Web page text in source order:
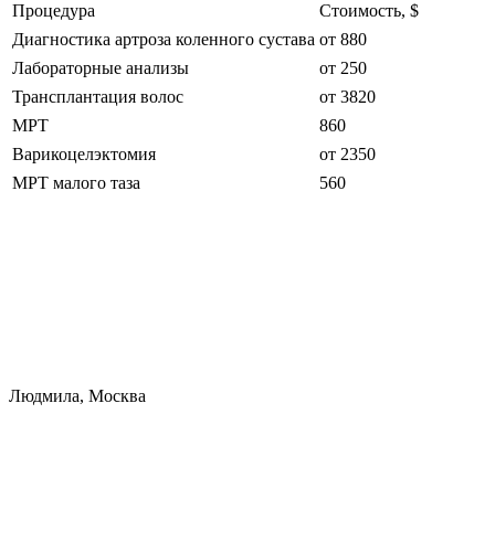
Процедура
Стоимость, $
Диагностика артроза коленного сустава от 880
Лабораторные анализы
от 250
Трансплантация волос
от 3820
МРТ
860
Варикоцелэктомия
от 2350
МРТ малого таза
560
Людмила, Москва